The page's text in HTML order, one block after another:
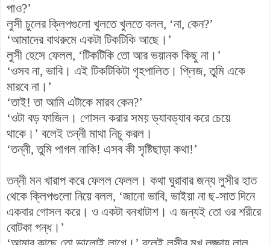
পাও?’
লুসী চুলের ক্লিপগুলো খুলতে খুলতে বলল, ‘না, কেন?’
‘আমাদের বাথরুমে একটা টিকটিকি আছে।’
লুসী হেসে ফেলল, ‘টিকটিকি তো আর ভয়ানক কিছু না।’
‘ওসব না, ভাবি। এই টিকটিকিটা গৃহপালিত। প্লিজ, তুমি একে
মারবে না।’
‘তাই! তা আমি এটাকে মারব কেন?’
‘ওটা বড় ফাজিল। গোসল করার সময় ড্যাবড্যাব করে চেয়ে
থাকে।’ বলেই তন্নী মাথা নিচু করল।
‘তন্নী, তুমি পাগল নাকি! এসব কী সৃষ্টিছাড়া কথা!’
তন্নী মন খারাপ করে ফেলল ফেলল। কথা ঘুরাবার জন্য লুসীর হাত
থেকে ক্লিপগুলো নিয়ে বলল, ‘জানো ভাবি, ভাইয়া না ছ-সাত দিনে
একবার গোসল করে। ও একটা বনখাটাশ। এ জন্যই তো ওর শরীরে
বোটকা গন্ধ।’